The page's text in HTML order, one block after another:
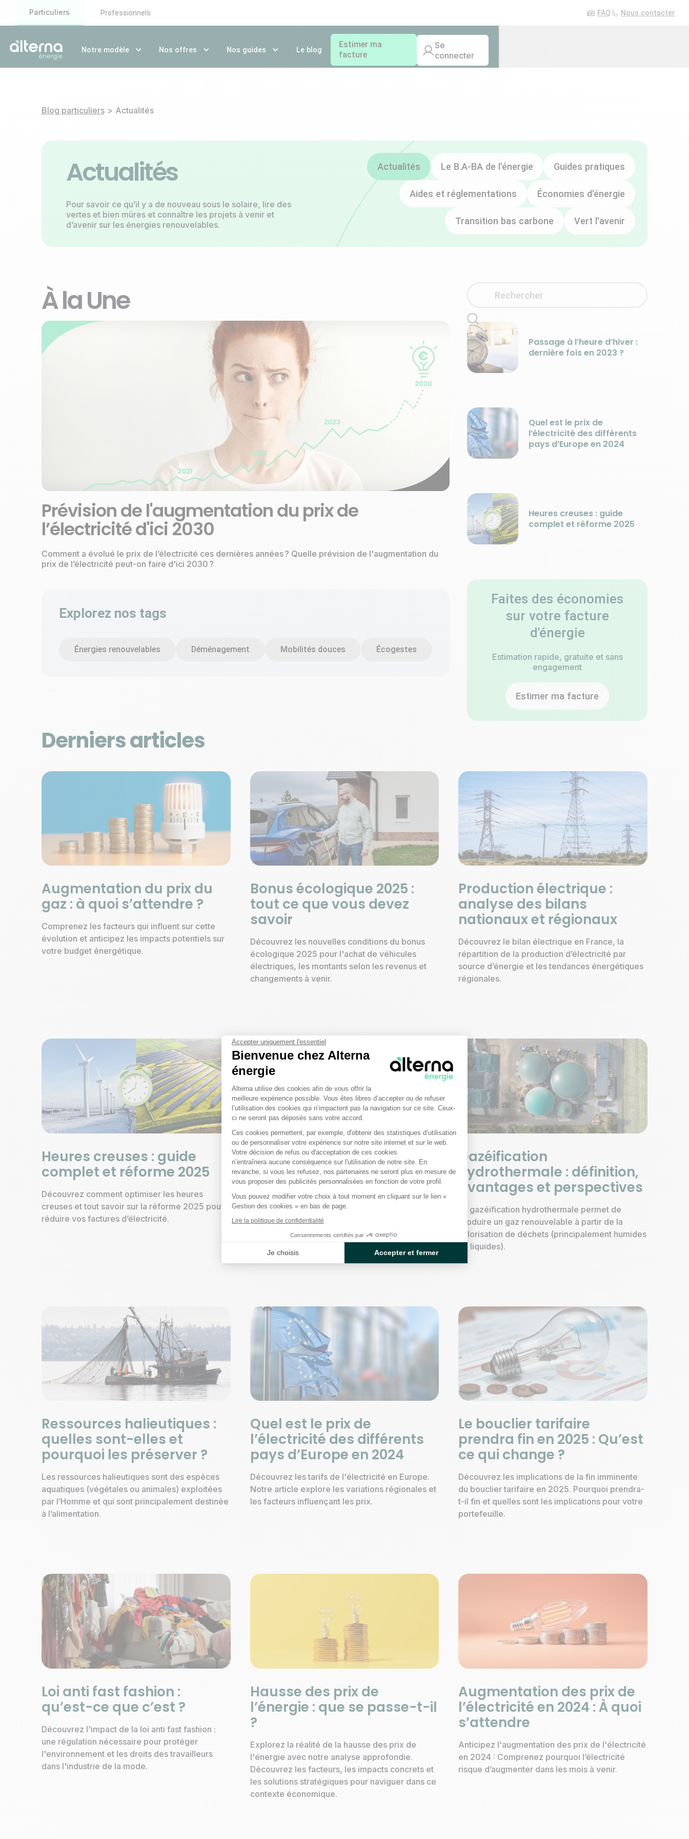
Particuliers Professionnels FAQ Nous contacter
Notre modèle Nos offres Nos guides Le blog
Estimer ma
facture
Se
connecter
Blog particuliers > Actualités
Actualités
Pour savoir ce qu’il y a de nouveau sous le solaire, lire des
vertes et bien mûres et connaître les projets à venir et
d’avenir sur les énergies renouvelables.
Actualités Le B.A-BA de l'énergie Guides pratiques
Aides et réglementations Économies d'énergie
Transition bas carbone Vert l'avenir
À la Une
Prévision de l'augmentation du prix de
l’électricité d'ici 2030
Comment a évolué le prix de l’électricité ces dernières années ? Quelle prévision de l'augmentation du
prix de l’électricité peut-on faire d'ici 2030 ?
Explorez nos tags
Énergies renouvelables Déménagement Mobilités douces Écogestes
Passage à l’heure d’hiver :
dernière fois en 2023 ?
Quel est le prix de
l’électricité des différents
pays d’Europe en 2024
Heures creuses : guide
complet et réforme 2025
Faites des économies
sur votre facture
d'énergie
Estimation rapide, gratuite et sans
engagement
Estimer ma facture
Derniers articles
Augmentation du prix du
gaz : à quoi s’attendre ?
Comprenez les facteurs qui influent sur cette
évolution et anticipez les impacts potentiels sur
votre budget énergétique.
Bonus écologique 2025 :
tout ce que vous devez
savoir
Découvrez les nouvelles conditions du bonus
écologique 2025 pour l'achat de véhicules
électriques, les montants selon les revenus et
changements à venir.
Production électrique :
analyse des bilans
nationaux et régionaux
Découvrez le bilan électrique en France, la
répartition de la production d’électricité par
source d’énergie et les tendances énergétiques
régionales.
Heures creuses : guide
complet et réforme 2025
Découvrez comment optimiser les heures
creuses et tout savoir sur la réforme 2025 pour
réduire vos factures d’électricité.
COP29 : quelles avancées
pour l’action climatique ?
Découvrez les conclusions clés de la cop29,
dont les financements climatiques et les défis à
venir pour lutter contre le changement
climatique.
Gazéification
hydrothermale : définition,
avantages et perspectives
La gazéification hydrothermale permet de
produire un gaz renouvelable à partir de la
valorisation de déchets (principalement humides
ou liquides).
Ressources halieutiques :
quelles sont-elles et
pourquoi les préserver ?
Les ressources halieutiques sont des espèces
aquatiques (végétales ou animales) exploitées
par l’Homme et qui sont principalement destinée
à l’alimentation.
Quel est le prix de
l’électricité des différents
pays d’Europe en 2024
Découvrez les tarifs de l'électricité en Europe.
Notre article explore les variations régionales et
les facteurs influençant les prix.
Le bouclier tarifaire
prendra fin en 2025 : Qu’est
ce qui change ?
Découvrez les implications de la fin imminente
du bouclier tarifaire en 2025. Pourquoi prendra-
t-il fin et quelles sont les implications pour votre
portefeuille.
Loi anti fast fashion :
qu’est-ce que c’est ?
Découvrez l'impact de la loi anti fast fashion :
une régulation nécessaire pour protéger
l'environnement et les droits des travailleurs
dans l'industrie de la mode.
Hausse des prix de
l’énergie : que se passe-t-il
?
Explorez la réalité de la hausse des prix de
l'énergie avec notre analyse approfondie.
Découvrez les facteurs, les impacts concrets et
les solutions stratégiques pour naviguer dans ce
contexte économique.
Augmentation des prix de
l’électricité en 2024 : À quoi
s’attendre
Anticipez l'augmentation des prix de l'électricité
en 2024 : Comprenez pourquoi l’électricité
risque d’augmenter dans les mois à venir.
Accepter uniquement l'essentiel
Bienvenue chez Alterna
énergie
Plateforme de Gestion du Consentement : Personnalisez vos Options
Alterna utilise des cookies afin de vous offrir la
meilleure expérience possible. Vous êtes libres d’accepter ou de refuser
l’utilisation des cookies qui n’impactent pas la navigation sur ce site. Ceux-
ci ne seront pas déposés sans votre accord.
Ces cookies permettent, par exemple, d'obtenir des statistiques d’utilisation
ou de personnaliser votre expérience sur notre site internet et sur le web.
Votre décision de refus ou d'acceptation de ces cookies
n’entraînera aucune conséquence sur l'utilisation de notre site. En
revanche, si vous les refusez, nos partenaires ne seront plus en mesure de
vous proposer des publicités personnalisées en fonction de votre profil.
Vous pouvez modifier votre choix à tout moment en cliquant sur le lien «
Gestion des cookies » en bas de page.
Lire la politique de confidentialité
Consentements certifiés par
Je choisis Accepter et fermer
Axeptio consent